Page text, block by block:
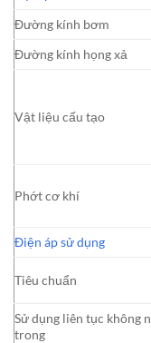
Đường kính bơm
Đường kính họng xả
Vật liệu cấu tạo
Phớt cơ khí
Điện áp sử dụng
Tiêu chuẩn
Sử dụng liên tục không
trong